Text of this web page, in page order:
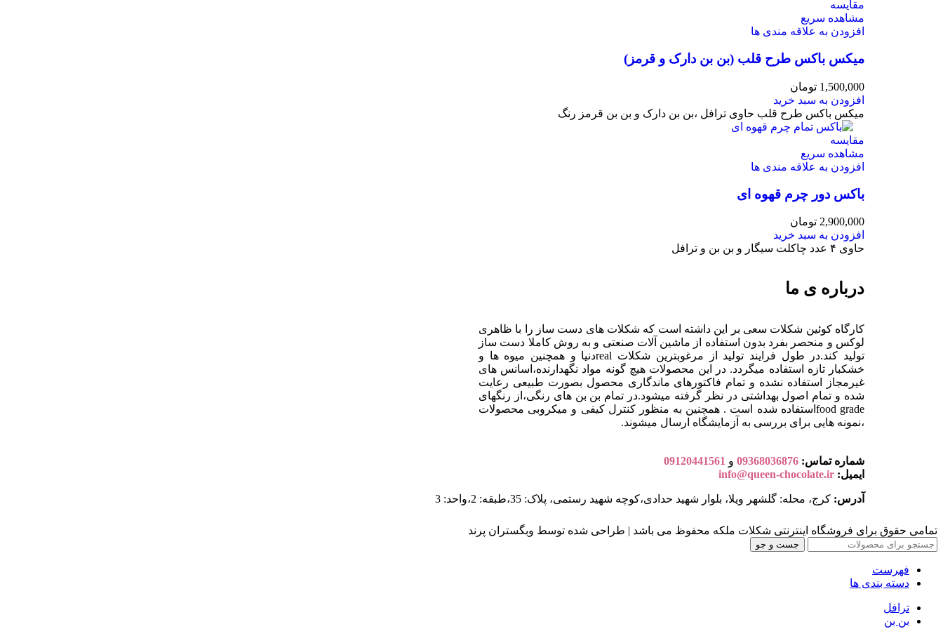
مقایسه
مشاهده سریع
افزودن به علاقه مندی ها
میکس باکس طرح قلب (بن بن دارک و قرمز)
1,500,000 تومان
افزودن به سبد خرید
میکس باکس طرح قلب حاوی ترافل ،بن بن دارک و بن بن قرمز رنگ
مقایسه
مشاهده سریع
افزودن به علاقه مندی ها
باکس دور چرم قهوه ای
2,900,000 تومان
افزودن به سبد خرید
حاوی ۴ عدد چاکلت سیگار و بن بن و ترافل
درباره ی ما
کارگاه کوئین شکلات سعی بر این داشته است که شکلات های دست ساز را با ظاهری
لوکس و منحصر بفرد بدون استفاده از ماشین آلات صنعتی و به روش کاملا دست ساز
تولید کند.در طول فرایند تولید از مرغوبترین شکلات realدنیا و همچنین میوه ها و
خشکبار تازه استفاده میگردد. در این محصولات هیچ گونه مواد نگهدارنده،اسانس های
غیرمجاز استفاده نشده و تمام فاکتورهای ماندگاری محصول بصورت طبیعی رعایت
شده و تمام اصول بهداشتی در نظر گرفته میشود.در تمام بن بن های رنگی،از رنگهای
food gradeاستفاده شده است . همچنین به منظور کنترل کیفی و میکروبی محصولات
،نمونه هایی برای بررسی به آزمایشگاه ارسال میشوند.
شماره تماس: 09368036876 و 09120441561
ایمیل: info@queen-chocolate.ir
آدرس: کرج، محله: گلشهر ویلا، بلوار شهید حدادی،کوچه شهید رستمی، پلاک: 35،طبقه: 2،واحد: 3
تمامی حقوق برای فروشگاه اینترنتی شکلات ملکه محفوظ می باشد | طراحی شده توسط وبگستران پرند
جست و جو
فهرست
دسته بندی ها
ترافل
بن بن